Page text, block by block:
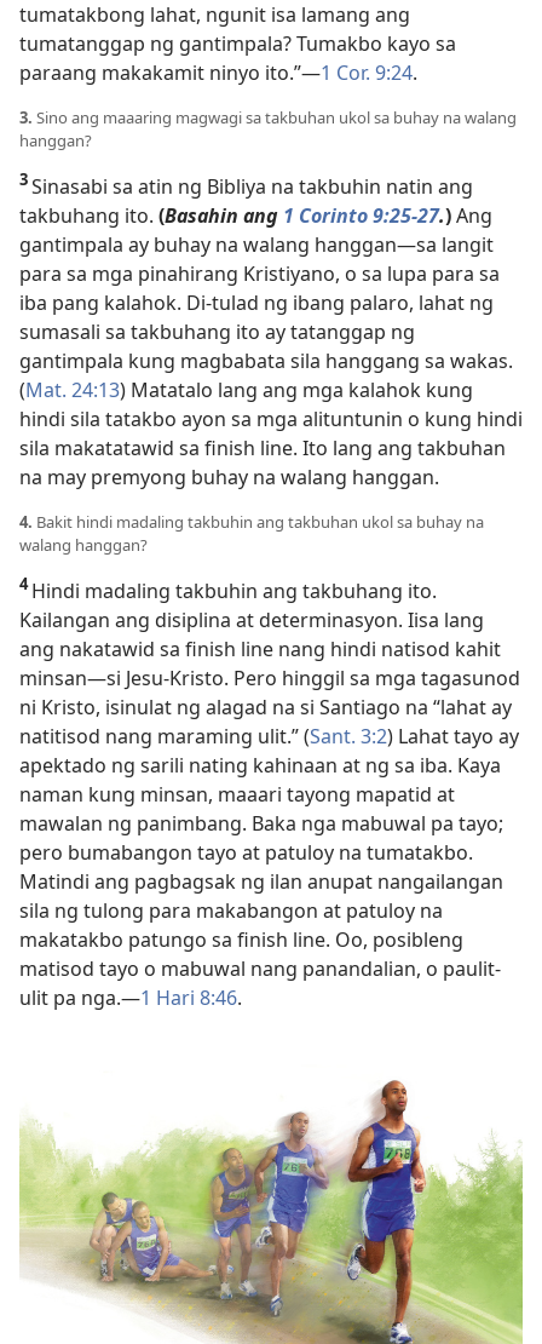
tumatakbong lahat, ngunit isa lamang ang
tumatanggap ng gantimpala? Tumakbo kayo sa
paraang makakamit ninyo ito.”—1 Cor. 9:24.
3. Sino ang maaaring magwagi sa takbuhan ukol sa buhay na walang
hanggan?
3Sinasabi sa atin ng Bibliya na takbuhin natin ang
takbuhang ito. (Basahin ang 1 Corinto 9:25-27.)Ang
gantimpala ay buhay na walang hanggan—sa langit
para sa mga pinahirang Kristiyano, o sa lupa para sa
iba pang kalahok. Di-tulad ng ibang palaro, lahat ng
sumasali sa takbuhang ito ay tatanggap ng
gantimpala kung magbabata sila hanggang sa wakas.
(Mat. 24:13) Matatalo lang ang mga kalahok kung
hindi sila tatakbo ayon sa mga alituntunin o kung hindi
sila makatatawid sa finish line. Ito lang ang takbuhan
na may premyong buhay na walang hanggan.
4. Bakit hindi madaling takbuhin ang takbuhan ukol sa buhay na
walang hanggan?
4Hindi madaling takbuhin ang takbuhang ito.
Kailangan ang disiplina at determinasyon. Iisa lang
ang nakatawid sa finish line nang hindi natisod kahit
minsan—si Jesu-Kristo. Pero hinggil sa mga tagasunod
ni Kristo, isinulat ng alagad na si Santiago na “lahat ay
natitisod nang maraming ulit.” (Sant. 3:2) Lahat tayo ay
apektado ng sarili nating kahinaan at ng sa iba. Kaya
naman kung minsan, maaari tayong mapatid at
mawalan ng panimbang. Baka nga mabuwal pa tayo;
pero bumabangon tayo at patuloy na tumatakbo.
Matindi ang pagbagsak ng ilan anupat nangailangan
sila ng tulong para makabangon at patuloy na
makatakbo patungo sa finish line. Oo, posibleng
matisod tayo o mabuwal nang panandalian, o paulit-
ulit pa nga.—1 Hari 8:46.